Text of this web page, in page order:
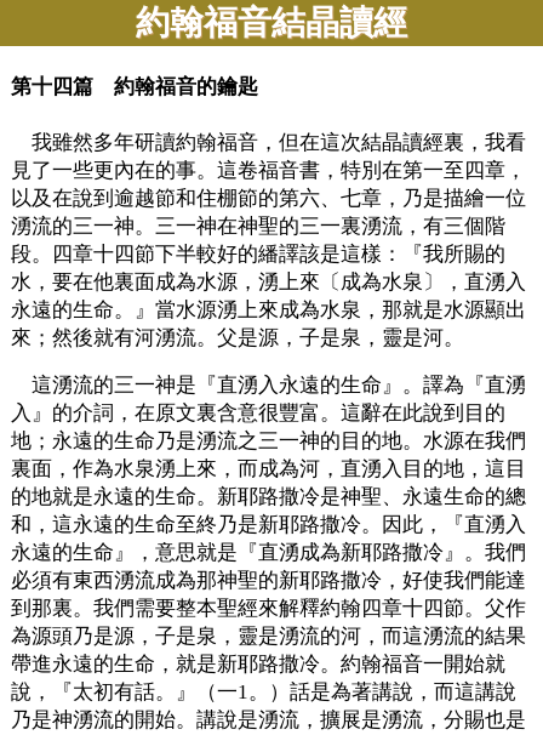
約翰福音結晶讀經
第十四篇 約翰福音的鑰匙
我雖然多年研讀約翰福音，但在這次結晶讀經裏，我看
見了一些更內在的事。這卷福音書，特別在第一至四章，
以及在說到逾越節和住棚節的第六、七章，乃是描繪一位
湧流的三一神。三一神在神聖的三一裏湧流，有三個階
段。四章十四節下半較好的繙譯該是這樣：『我所賜的
水，要在他裏面成為水源，湧上來〔成為水泉〕，直湧入
永遠的生命。』當水源湧上來成為水泉，那就是水源顯出
來；然後就有河湧流。父是源，子是泉，靈是河。
這湧流的三一神是『直湧入永遠的生命』。譯為『直湧
入』的介詞，在原文裏含意很豐富。這辭在此說到目的
地；永遠的生命乃是湧流之三一神的目的地。水源在我們
裏面，作為水泉湧上來，而成為河，直湧入目的地，這目
的地就是永遠的生命。新耶路撒冷是神聖、永遠生命的總
和，這永遠的生命至終乃是新耶路撒冷。因此，『直湧入
永遠的生命』，意思就是『直湧成為新耶路撒冷』。我們
必須有東西湧流成為那神聖的新耶路撒冷，好使我們能達
到那裏。我們需要整本聖經來解釋約翰四章十四節。父作
為源頭乃是源，子是泉，靈是湧流的河，而這湧流的結果
帶進永遠的生命，就是新耶路撒冷。約翰福音一開始就
說，『太初有話。』（一1。）話是為著講說，而這講說
乃是神湧流的開始。講說是湧流，擴展是湧流，分賜也是